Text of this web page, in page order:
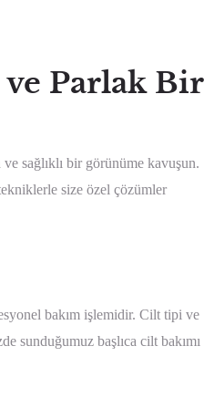
ve Parlak Bir
sağlıklı bir görünüme kavuşun.
size özel çözümler
bakım işlemidir. Cilt tipi ve
sunduğumuz başlıca cilt bakımı